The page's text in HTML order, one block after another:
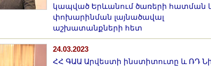
կապված Երևանում ծառերի հատման
փոխարինման լայնածավալ
աշխատանքների հետ
24.03.2023
ՀՀ ԳԱԱ Արվեստի ինստիտուտը և ՌԴ